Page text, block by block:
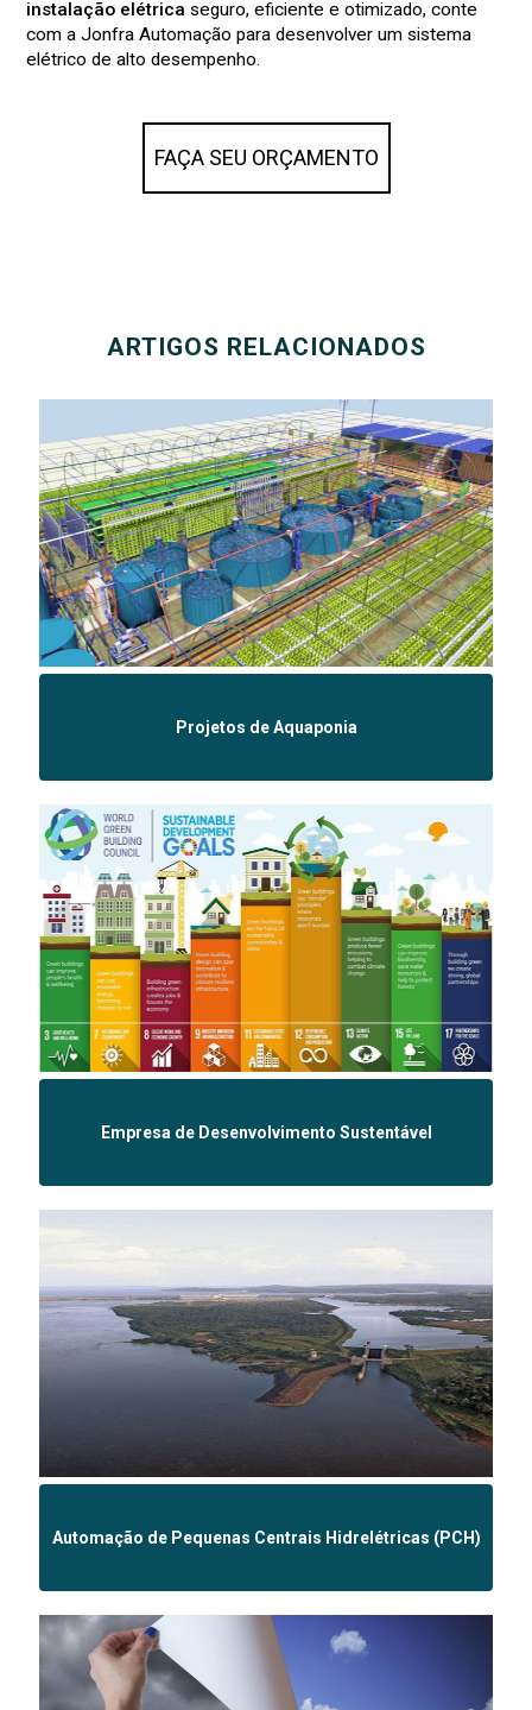
instalação elétrica seguro, eficiente e otimizado, conte
com a Jonfra Automação para desenvolver um sistema
elétrico de alto desempenho.
FAÇA SEU ORÇAMENTO
ARTIGOS RELACIONADOS
Projetos de Aquaponia
Empresa de Desenvolvimento Sustentável
Automação de Pequenas Centrais Hidrelétricas (PCH)